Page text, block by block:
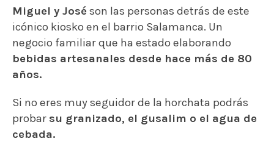
Miguel y José son las personas detrás de este
icónico kiosko en el barrio Salamanca. Un
negocio familiar que ha estado elaborando
bebidas artesanales desde hace más de 80
años.
Si no eres muy seguidor de la horchata podrás
probar su granizado, el gusalim o el agua de
cebada.